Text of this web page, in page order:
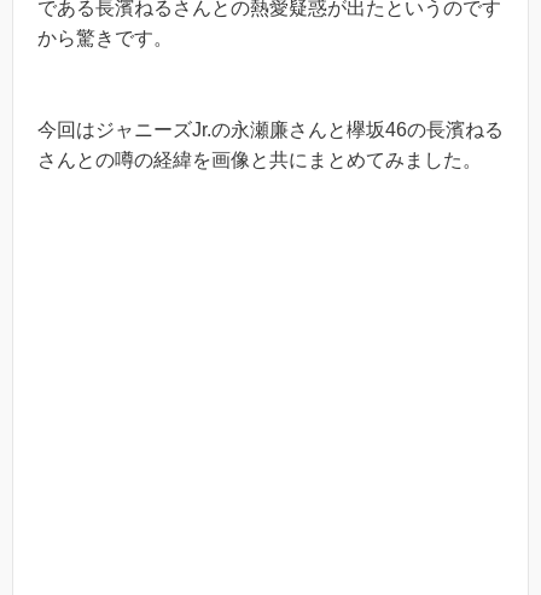
である長濱ねるさんとの熱愛疑惑が出たというのです
から驚きです。
今回はジャニーズJr.の永瀬廉さんと欅坂46の長濱ねる
さんとの噂の経緯を画像と共にまとめてみました。